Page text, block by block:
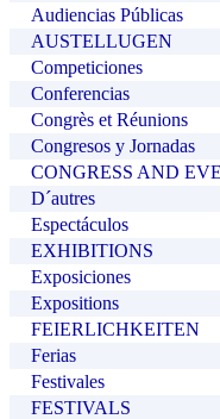
Audiencias Públicas
AUSTELLUGEN
Competiciones
Conferencias
Congrès et Réunions
Congresos y Jornadas
CONGRESS AND
D´autres
Espectáculos
EXHIBITIONS
Exposiciones
Expositions
FEIERLICHKEITEN
Ferias
Festivales
FESTIVALS